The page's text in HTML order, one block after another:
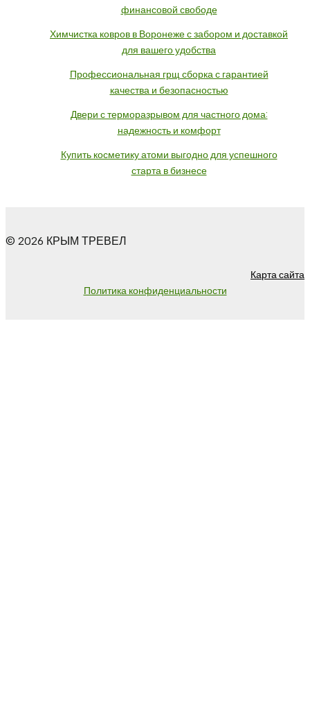
финансовой свободе
Химчистка ковров в Воронеже с забором и доставкой
для вашего удобства
Профессиональная грщ сборка с гарантией
качества и безопасностью
Двери с терморазрывом для частного дома:
надежность и комфорт
Купить косметику атоми выгодно для успешного
старта в бизнесе
© 2026 КРЫМ ТРЕВЕЛ
Карта сайта
Политика конфиденциальности